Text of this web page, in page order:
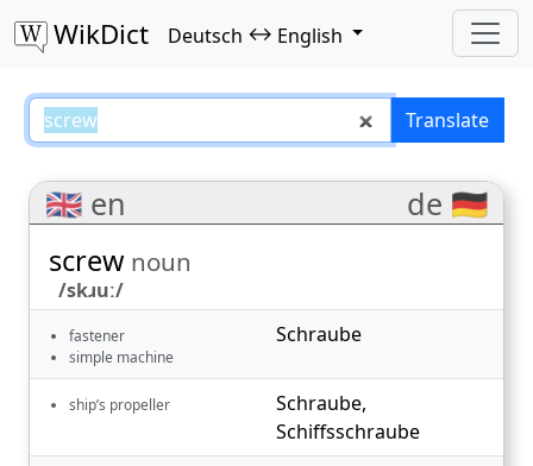
WikDict Deutsch ↔ English
screw – Deutsch–EnglishTranslate
🇬🇧 en de 🇩🇪
screw noun
/skɹuː/
fastener
simple machine
Schraube
ship’s propeller Schraube,
Schiffsschraube